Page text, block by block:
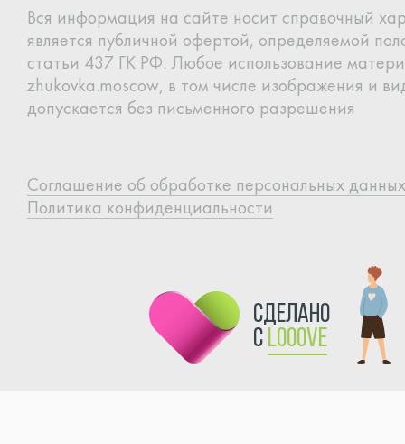
Вся информация на сайте носит справочный
является публичной офертой, определяемой
статьи 437 ГК РФ. Любое использование
zhukovka.moscow, в том числе изображения и
допускается без письменного разрешения
Cоглашение об обработке персональных данных
Политика конфиденциальности
сделано
сLooove